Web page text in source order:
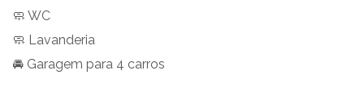
🧼 WC
🧼 Lavanderia
🚘 Garagem para 4 carros